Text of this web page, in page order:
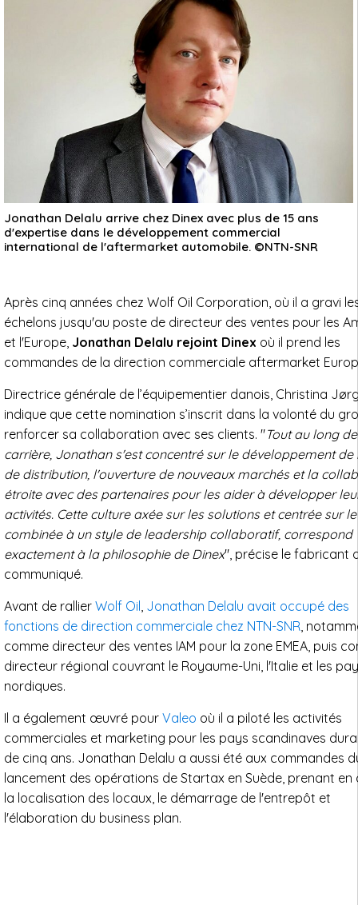
Jonathan Delalu arrive chez Dinex avec plus de 15 ans
d'expertise dans le développement commercial
international de l'aftermarket automobile. ©NTN-SNR
Après cinq années chez Wolf Oil Corporation, où il a gravi
échelons jusqu'au poste de directeur des ventes pour les
et l'Europe, Jonathan Delalu rejoint Dinex où il prend les
commandes de la direction commerciale aftermarket
Directrice générale de l’équipementier danois, Christina
indique que cette nomination s’inscrit dans la volonté du
renforcer sa collaboration avec ses clients. "Tout au long
carrière, Jonathan s'est concentré sur le développement de
de distribution, l'ouverture de nouveaux marchés et la
étroite avec des partenaires pour les aider à développer
activités. Cette culture axée sur les solutions et centrée sur
combinée à un style de leadership collaboratif, correspond
exactement à la philosophie de Dinex", précise le fabricant
communiqué.
Avant de rallier Wolf Oil, Jonathan Delalu avait occupé des
fonctions de direction commerciale chez NTN-SNR,
comme directeur des ventes IAM pour la zone EMEA, puis
directeur régional couvrant le Royaume-Uni, l'Italie et les
nordiques.
Il a également œuvré pour Valeo où il a piloté les activités
commerciales et marketing pour les pays scandinaves
de cinq ans. Jonathan Delalu a aussi été aux commandes
lancement des opérations de Startax en Suède, prenant en
la localisation des locaux, le démarrage de l'entrepôt et
l'élaboration du business plan.